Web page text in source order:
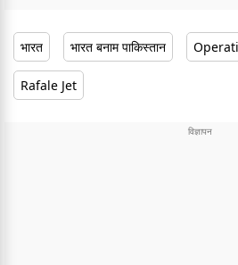
भारत भारत बनाम पाकिस्तान
Rafale Jet